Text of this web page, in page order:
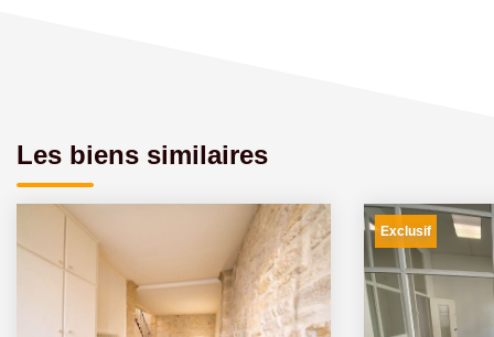
Les biens similaires
Exclusif